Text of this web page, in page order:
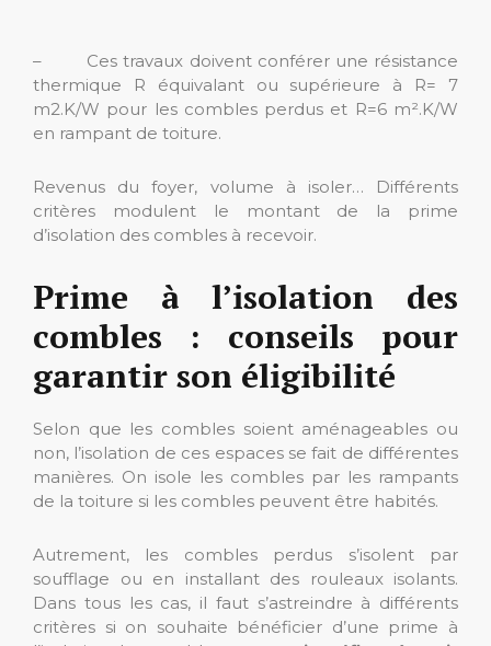
– Ces travaux doivent conférer une résistance
thermique R équivalant ou supérieure à R= 7
m2.K/W pour les combles perdus et R=6 m².K/W
en rampant de toiture.
Revenus du foyer, volume à isoler… Différents
critères modulent le montant de la prime
d’isolation des combles à recevoir.
Prime à l’isolation des
combles : conseils pour
garantir son éligibilité
Selon que les combles soient aménageables ou
non, l’isolation de ces espaces se fait de différentes
manières. On isole les combles par les rampants
de la toiture si les combles peuvent être habités.
Autrement, les combles perdus s’isolent par
soufflage ou en installant des rouleaux isolants.
Dans tous les cas, il faut s’astreindre à différents
critères si on souhaite bénéficier d’une prime à